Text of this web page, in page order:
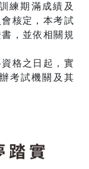
練期滿成績及
核定，本考試
，並依相關規
格之日起，實
考試機關及其